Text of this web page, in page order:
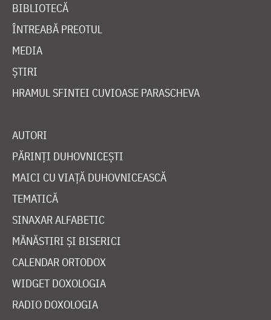
BIBLIOTECĂ
ÎNTREABĂ PREOTUL
MEDIA
ȘTIRI
HRAMUL SFINTEI CUVIOASE PARASCHEVA
AUTORI
PĂRINȚI DUHOVNICEȘTI
MAICI CU VIAȚĂ DUHOVNICEASCĂ
TEMATICĂ
SINAXAR ALFABETIC
MĂNĂSTIRI ȘI BISERICI
CALENDAR ORTODOX
WIDGET DOXOLOGIA
RADIO DOXOLOGIA